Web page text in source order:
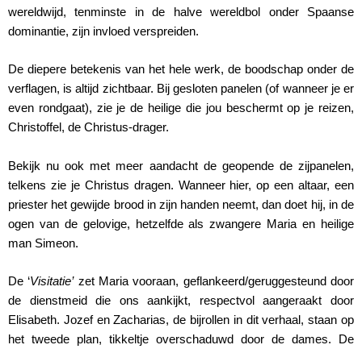
wereldwijd, tenminste in de halve wereldbol onder Spaanse
dominantie, zijn invloed verspreiden.
De diepere betekenis van het hele werk, de boodschap onder de
verflagen, is altijd zichtbaar. Bij gesloten panelen (of wanneer je er
even rondgaat), zie je de heilige die jou beschermt op je reizen,
Christoffel, de Christus-drager.
Bekijk nu ook met meer aandacht de geopende de zijpanelen,
telkens zie je Christus dragen. Wanneer hier, op een altaar, een
priester het gewijde brood in zijn handen neemt, dan doet hij, in de
ogen van de gelovige, hetzelfde als zwangere Maria en heilige
man Simeon.
De ‘Visitatie’zet Maria vooraan, geflankeerd/geruggesteund door
de dienstmeid die ons aankijkt, respectvol aangeraakt door
Elisabeth. Jozef en Zacharias, de bijrollen in dit verhaal, staan op
het tweede plan, tikkeltje overschaduwd door de dames. De